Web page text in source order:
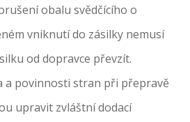
obalu svědčícího o
vniknutí do zásilky nemusí
od dopravce převzít.
a povinnosti stran při přepravě
upravit zvláštní dodací